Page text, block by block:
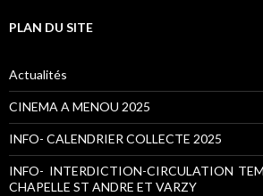
PLAN DU SITE
Actualités
CINEMA A MENOU 2025
INFO- CALENDRIER COLLECTE 2025
INFO- INTERDICTION-CIRCULATION
CHAPELLE ST ANDRE ET VARZY